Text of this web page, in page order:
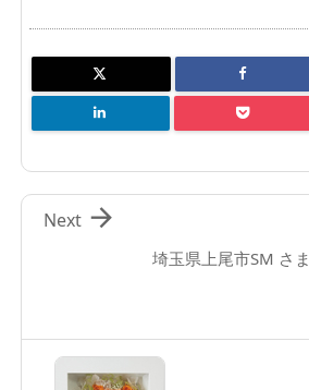
埼玉県上尾市SM さま

Next